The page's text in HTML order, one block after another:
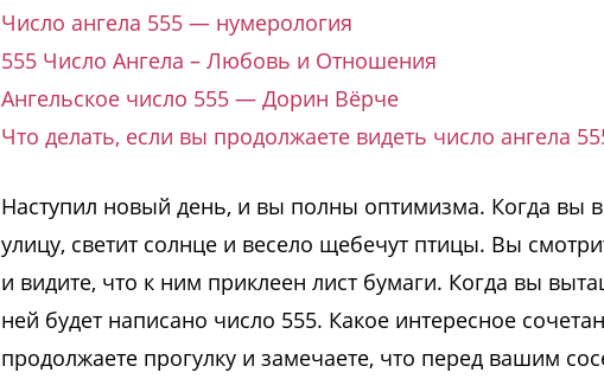
Число ангела 555 — нумерология
555 Число Ангела – Любовь и Отношения
Ангельское число 555 — Дорин Вёрче
Что делать, если вы продолжаете видеть число ангела
Наступил новый день, и вы полны оптимизма. Когда вы
улицу, светит солнце и весело щебечут птицы. Вы
и видите, что к ним приклеен лист бумаги. Когда вы
ней будет написано число 555. Какое интересное
продолжаете прогулку и замечаете, что перед вашим